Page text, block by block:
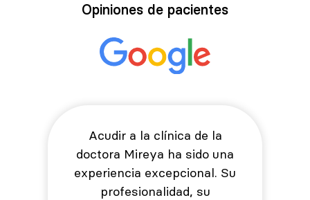
Opiniones de pacientes
Acudir a la clínica de la
doctora Mireya ha sido una
experiencia excepcional. Su
profesionalidad, su